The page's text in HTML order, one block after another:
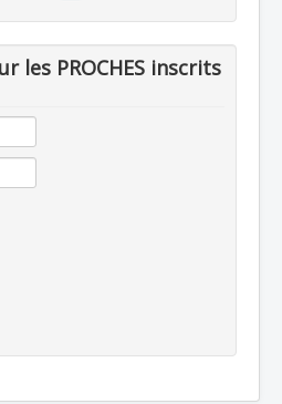
les PROCHES inscrits